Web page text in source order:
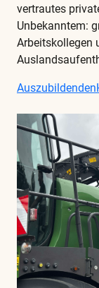
vertrautes
Unbekanntem:
Arbeitskollegen
Auszubildenden